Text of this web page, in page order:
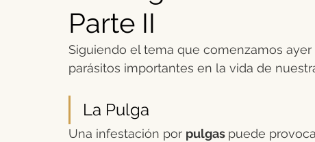
Peludos caninos Agricultura y ganadería
Reproducción bovina Rentabilidad ganadera
Parte II
Siguiendo el tema que comenzamos
parásitos importantes en la vida de
La Pulga
Una infestación por pulgas puede